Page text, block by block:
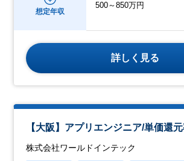
想定年収
500～850万円
詳しく見る
【大阪】アプリエンジニア/単価還
株式会社ワールドインテック